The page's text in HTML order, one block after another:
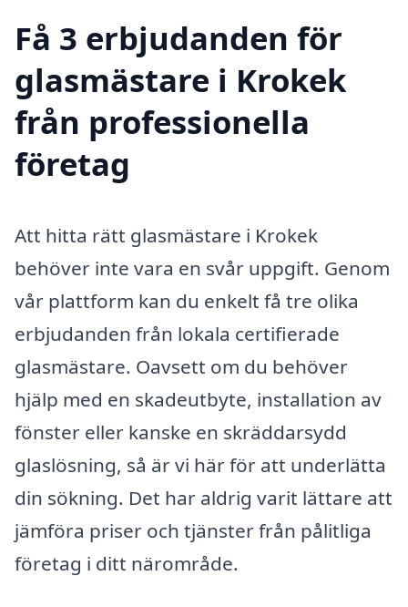
Få 3 erbjudanden för
glasmästare i Krokek
från professionella
företag
Att hitta rätt glasmästare i Krokek
behöver inte vara en svår uppgift. Genom
vår plattform kan du enkelt få tre olika
erbjudanden från lokala certifierade
glasmästare. Oavsett om du behöver
hjälp med en skadeutbyte, installation av
fönster eller kanske en skräddarsydd
glaslösning, så är vi här för att underlätta
din sökning. Det har aldrig varit lättare att
jämföra priser och tjänster från pålitliga
företag i ditt närområde.